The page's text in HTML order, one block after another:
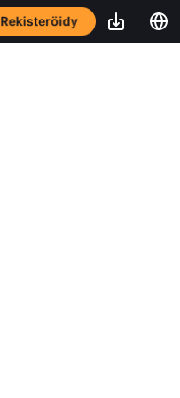
Rekisteröidy